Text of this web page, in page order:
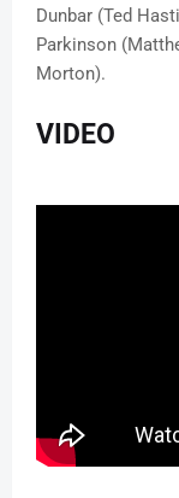
Dunbar (Ted
Parkinson
Morton).
VIDEO